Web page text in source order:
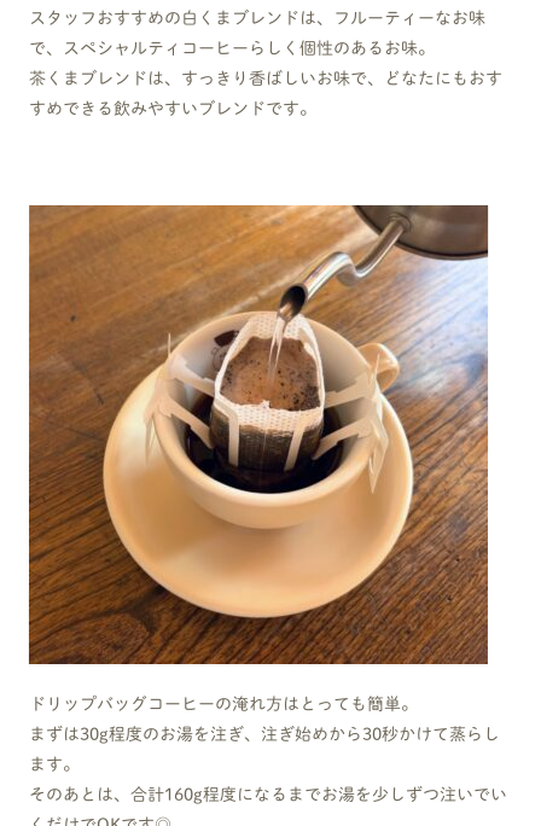
スタッフおすすめの白くまブレンドは、フルーティーなお味
で、スペシャルティコーヒーらしく個性のあるお味。
茶くまブレンドは、すっきり香ばしいお味で、どなたにもおす
すめできる飲みやすいブレンドです。
ドリップバッグコーヒーの淹れ方はとっても簡単。
まずは30g程度のお湯を注ぎ、注ぎ始めから30秒かけて蒸らし
ます。
そのあとは、合計160g程度になるまでお湯を少しずつ注いでい